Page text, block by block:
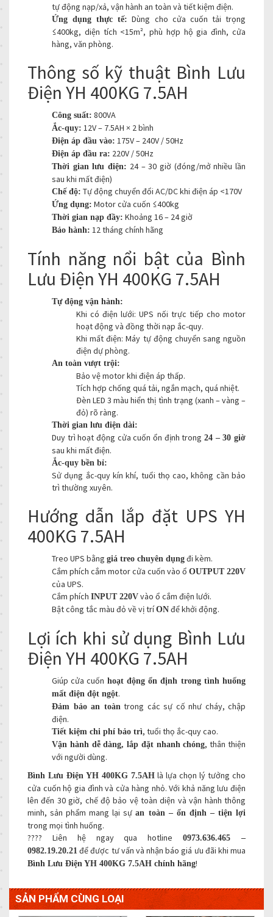
tự động nạp/xả, vận hành an toàn và tiết kiệm điện.
Ứng dụng thực tế: Dùng cho cửa cuốn tải trọng
≤400kg, diện tích <15m², phù hợp hộ gia đình, cửa
hàng, văn phòng.
Thông số kỹ thuật Bình Lưu
Điện YH 400KG 7.5AH
Công suất: 800VA
Ắc-quy: 12V – 7.5AH × 2 bình
Điện áp đầu vào: 175V – 240V / 50Hz
Điện áp đầu ra: 220V / 50Hz
Thời gian lưu điện: 24 – 30 giờ (đóng/mở nhiều lần
sau khi mất điện)
Chế độ: Tự động chuyển đổi AC/DC khi điện áp <170V
Ứng dụng: Motor cửa cuốn ≤400kg
Thời gian nạp đầy: Khoảng 16 – 24 giờ
Bảo hành: 12 tháng chính hãng
Tính năng nổi bật của Bình
Lưu Điện YH 400KG 7.5AH
Tự động vận hành:
Khi có điện lưới: UPS nối trực tiếp cho motor
hoạt động và đồng thời nạp ắc-quy.
Khi mất điện: Máy tự động chuyển sang nguồn
điện dự phòng.
An toàn vượt trội:
Bảo vệ motor khi điện áp thấp.
Tích hợp chống quá tải, ngắn mạch, quá nhiệt.
Đèn LED 3 màu hiển thị tình trạng (xanh – vàng –
đỏ) rõ ràng.
Thời gian lưu điện dài:
Duy trì hoạt động cửa cuốn ổn định trong 24 – 30 giờ
sau khi mất điện.
Ắc-quy bền bỉ:
Sử dụng ắc-quy kín khí, tuổi thọ cao, không cần bảo
trì thường xuyên.
Hướng dẫn lắp đặt UPS YH
400KG 7.5AH
Treo UPS bằng giá treo chuyên dụng đi kèm.
Cắm phích cắm motor cửa cuốn vào ổ OUTPUT 220V
của UPS.
Cắm phích INPUT 220V vào ổ cắm điện lưới.
Bật công tắc màu đỏ về vị tríON để khởi động.
Lợi ích khi sử dụng Bình Lưu
Điện YH 400KG 7.5AH
Giúp cửa cuốn hoạt động ổn định trong tình huống
mất điện đột ngột.
Đảm bảo an toàntrong các sự cố như cháy, chập
điện.
Tiết kiệm chi phí bảo trì, tuổi thọ ắc-quy cao.
Vận hành dễ dàng, lắp đặt nhanh chóng, thân thiện
với người dùng.
Bình Lưu Điện YH 400KG 7.5AH là lựa chọn lý tưởng cho
cửa cuốn hộ gia đình và cửa hàng nhỏ. Với khả năng lưu điện
lên đến 30 giờ, chế độ bảo vệ toàn diện và vận hành thông
minh, sản phẩm mang lại sựan toàn – ổn định – tiện lợi
trong mọi tình huống.
???? Liên hệ ngay qua hotline0973.636.465 –
0982.19.20.21 để được tư vấn và nhận báo giá ưu đãi khi mua
Bình Lưu Điện YH 400KG 7.5AH chính hãng!
SẢN PHẨM CÙNG LOẠI